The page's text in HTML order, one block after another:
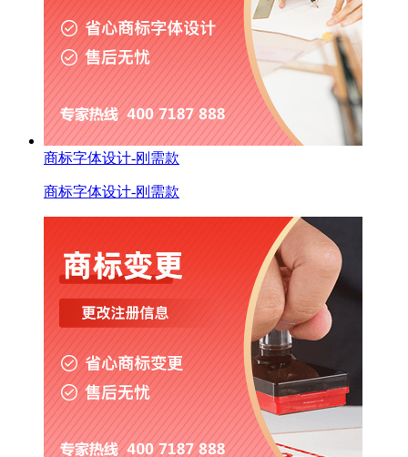
商标字体设计-刚需款
商标字体设计-刚需款